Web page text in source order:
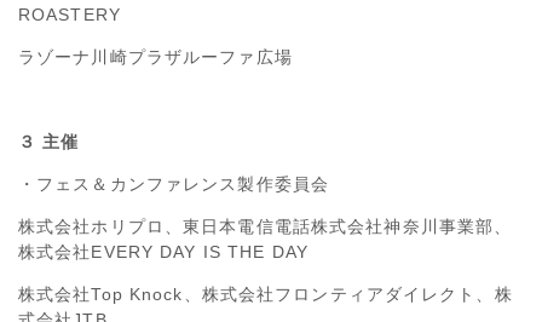
ROASTERY
ラゾーナ川崎プラザルーファ広場
３ 主催
・フェス＆カンファレンス製作委員会
株式会社ホリプロ、東日本電信電話株式会社神奈川事業部、
株式会社EVERY DAY IS THE DAY
株式会社Top Knock、株式会社フロンティアダイレクト、株